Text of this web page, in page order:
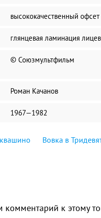
высококачественный офсет
глянцевая ламинация
© Союзмультфильм
Роман Качанов
1967—1982
Вовка в
комментарий к этому